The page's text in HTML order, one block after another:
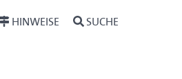
HINWEISE SUCHE